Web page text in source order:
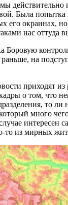
действительно
Была попытка
его окраинах,
нас оттуда
Боровую
раньше, на
приходят из
о том, что
то ли
много
интересен
то из мирных